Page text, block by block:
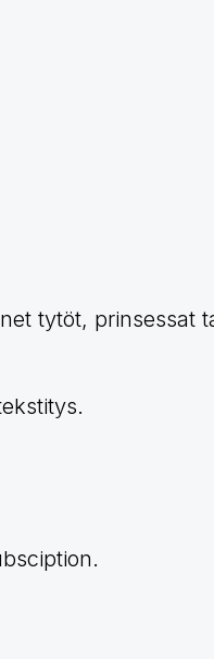
tytöt, prinsessat